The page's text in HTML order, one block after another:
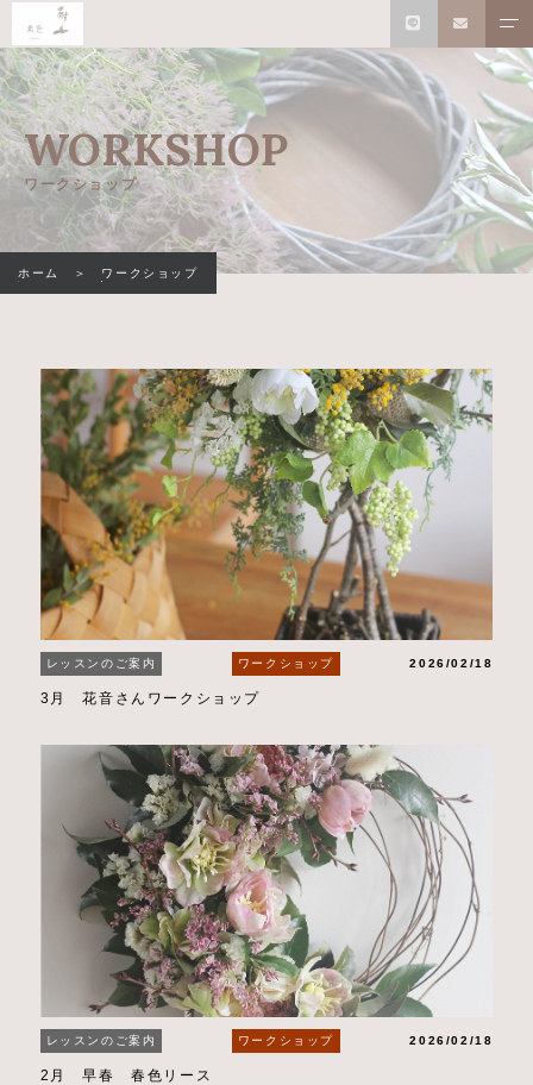
WORKSHOP
ワークショップ
ホーム ワークショップ
レッスンのご案内 ワークショップ 2026/02/18
3月 花音さんワークショップ
レッスンのご案内 ワークショップ 2026/02/18
2月 早春 春色リース